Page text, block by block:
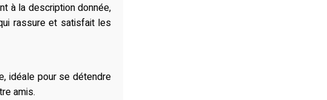
à la description donnée,
rassure et satisfait les
idéale pour se détendre
amis.